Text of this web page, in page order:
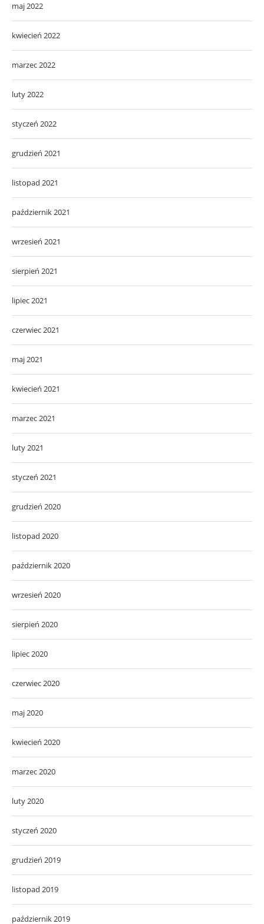
maj 2022
kwiecień 2022
marzec 2022
luty 2022
styczeń 2022
grudzień 2021
listopad 2021
październik 2021
wrzesień 2021
sierpień 2021
lipiec 2021
czerwiec 2021
maj 2021
kwiecień 2021
marzec 2021
luty 2021
styczeń 2021
grudzień 2020
listopad 2020
październik 2020
wrzesień 2020
sierpień 2020
lipiec 2020
czerwiec 2020
maj 2020
kwiecień 2020
marzec 2020
luty 2020
styczeń 2020
grudzień 2019
listopad 2019
październik 2019